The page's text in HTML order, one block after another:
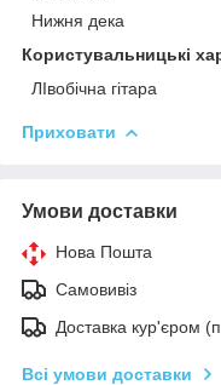
Нижня дека
Користувальницькі
ЛІвобічна гітара
Приховати
Умови доставки
Нова Пошта
Самовивіз
Доставка кур'єром
Всі умови доставки